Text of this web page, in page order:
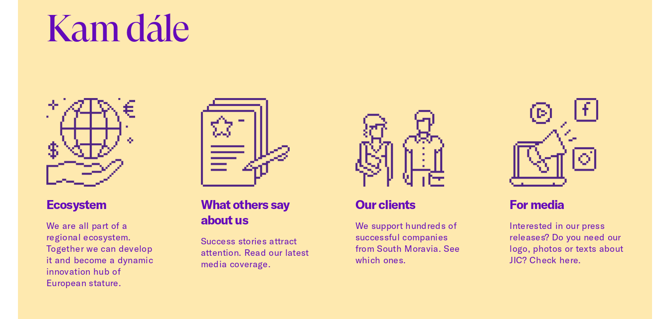
Kam dále
Ecosystem
We are all part of a
regional ecosystem.
Together we can develop
it and become a dynamic
innovation hub of
European stature.
What others say
about us
Success stories attract
attention. Read our latest
media coverage.
Our clients
We support hundreds of
successful companies
from South Moravia. See
which ones.
For media
Interested in our press
releases? Do you need our
logo, photos or texts about
JIC? Check here.